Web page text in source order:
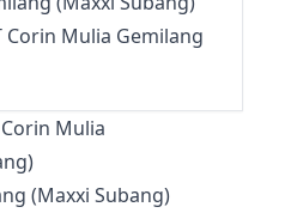
Corin Mulia Gemilang
(Maxxi Subang)